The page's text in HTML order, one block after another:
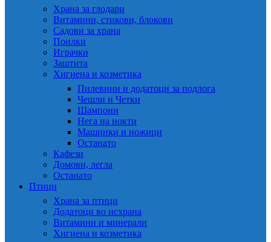
Храна за глодари
Витамини, стикови, блокови
Садови за храна
Поилки
Играчки
Заштита
Хигиена и козметика
Пилевини и додатоци за подлога
Чешли и Четки
Шампони
Нега на нокти
Машинки и ножици
Останато
Кафези
Домови, легла
Останато
Птици
Храна за птици
Додатоци во исхрана
Витамини и минерали
Хигиена и козметика